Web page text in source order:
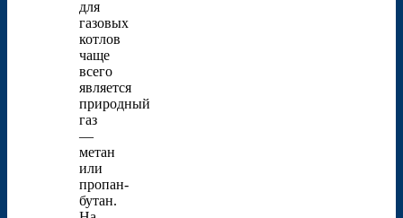
для
газовых
котлов
чаще
всего
является
природный
газ
—
метан
или
пропан-
бутан.